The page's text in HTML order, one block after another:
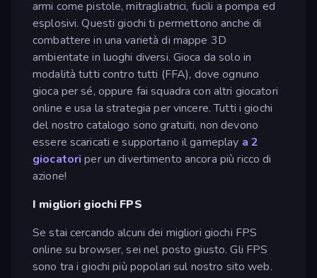
armi come pistole, mitragliatrici, fucili a pompa ed
esplosivi. Questi giochi ti permettono anche di
combattere in una varietà di mappe 3D
ambientate in luoghi diversi. Gioca da solo in
modalità tutti contro tutti (FFA), dove ognuno
gioca per sé, oppure fai squadra con altri giocatori
online e usa la strategia per vincere. Tutti i giochi
del nostro catalogo sono gratuiti, non devono
essere scaricati e supportano il gameplay a 2
giocatori per un divertimento ancora più ricco di
azione!
I migliori giochi FPS
Se stai cercando alcuni dei migliori giochi FPS
online su browser, sei nel posto giusto. Gli FPS
sono tra i giochi più popolari sul nostro sito web.